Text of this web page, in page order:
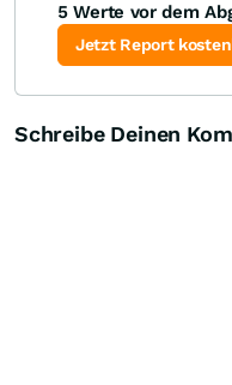
5 Werte vor dem
Jetzt Report
Schreibe Deinen